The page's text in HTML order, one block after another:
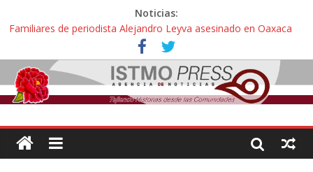
Noticias:
Familiares de periodista Alejandro Leyva asesinado en Oaxaca
protestan y exigen justicia en desfile de delegaciones
Alertan pescadores de Juchitán, Oaxaca de nuevo despojo de su
territorio para construir un parque eólico
Pescadores y comuneros ikoots detienen la extracción ilegal de
material pétreo de gravera Oyamel
ahora pescadores de Salinas del Marqués denuncian daños de
Pemex